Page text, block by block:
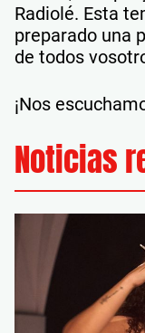
Radiolé. Esta
preparado una
de todos
¡Nos
Noticias